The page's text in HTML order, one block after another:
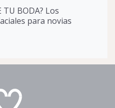
TU BODA? Los
para novias